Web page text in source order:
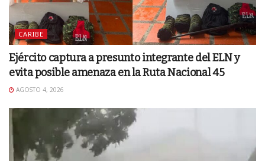
CARIBE
Ejército captura a presunto integrante del ELN y
evita posible amenaza en la Ruta Nacional 45
AGOSTO 4, 2026